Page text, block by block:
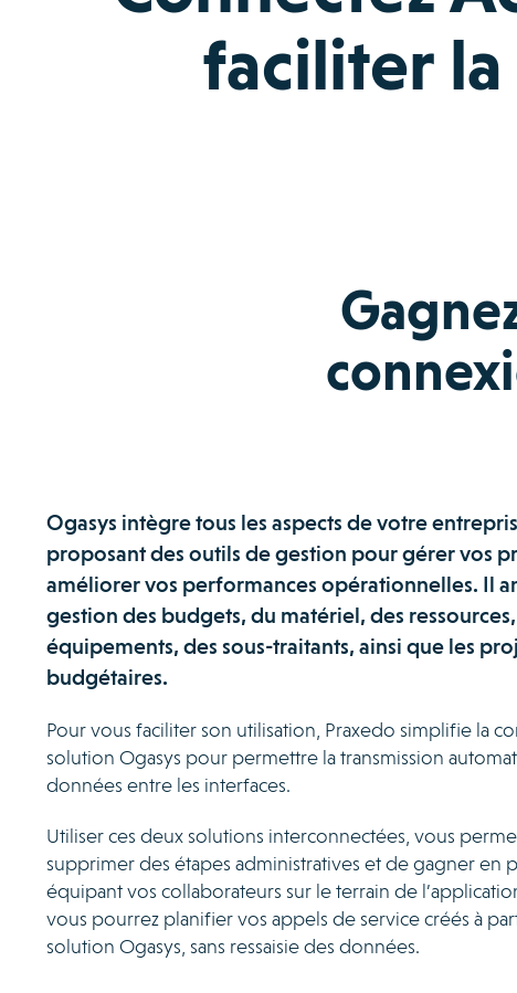
faciliter
Ogasys intègre tous les aspects de votre
proposant des outils de gestion pour gérer vos
améliorer vos performances opérationnelles. Il
gestion des budgets, du matériel, des
équipements, des sous-traitants, ainsi que les
budgétaires.
Pour vous faciliter son utilisation, Praxedo simplifie la
solution Ogasys pour permettre la transmission
données entre les interfaces.
Utiliser ces deux solutions interconnectées, vous
supprimer des étapes administratives et de gagner en
équipant vos collaborateurs sur le terrain de
vous pourrez planifier vos appels de service créés à
solution Ogasys, sans ressaisie des données.